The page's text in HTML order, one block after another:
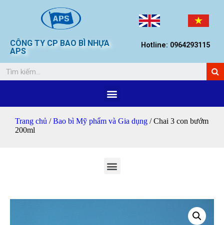
CÔNG TY CP BAO BÌ NHỰA
APS
Hotline: 0964293115
Trang chủ /Bao bì Mỹ phẩm và Gia dụng / Chai 3 con bướm
200ml